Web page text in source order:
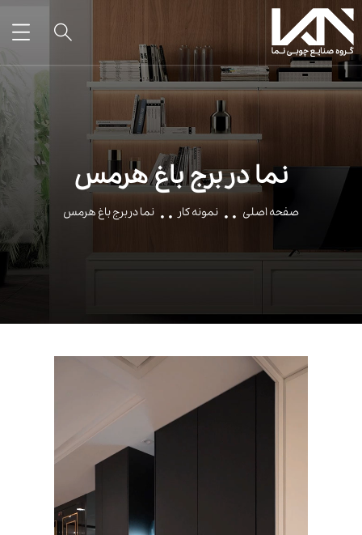
نما در برج باغ هرمس
صفحه اصلی نمونه کار نما در برج باغ هرمس